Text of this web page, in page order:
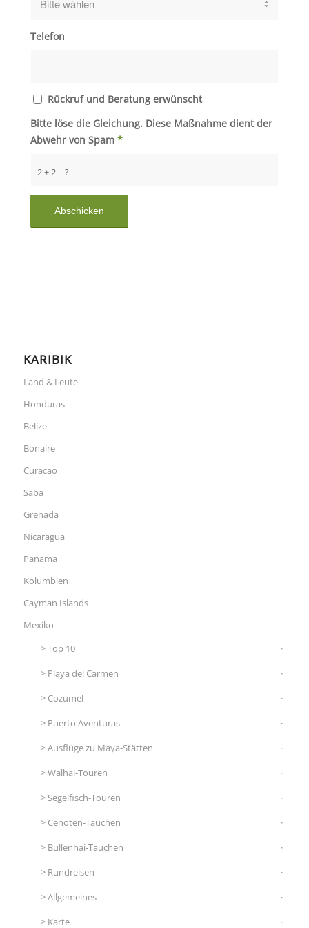
Telefon
Rückruf und Beratung erwünscht
2 + 2 = ?
Bitte löse die Gleichung. Diese Maßnahme dient der
Abwehr von Spam *
KARIBIK
Land & Leute
Honduras
Belize
Bonaire
Curacao
Saba
Grenada
Nicaragua
Panama
Kolumbien
Cayman Islands
Mexiko
Top 10
Playa del Carmen
Cozumel
Puerto Aventuras
Ausflüge zu Maya-Stätten
Walhai-Touren
Segelfisch-Touren
Cenoten-Tauchen
Bullenhai-Tauchen
Rundreisen
Allgemeines
Karte